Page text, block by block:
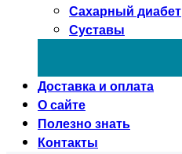
Сахарный диабет
Суставы
Доставка и оплата
О сайте
Полезно знать
Контакты